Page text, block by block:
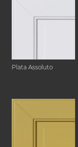
Plata Assoluto